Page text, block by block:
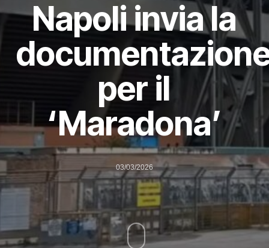
Napoli invia la
per il
‘Maradona’
03/03/2026